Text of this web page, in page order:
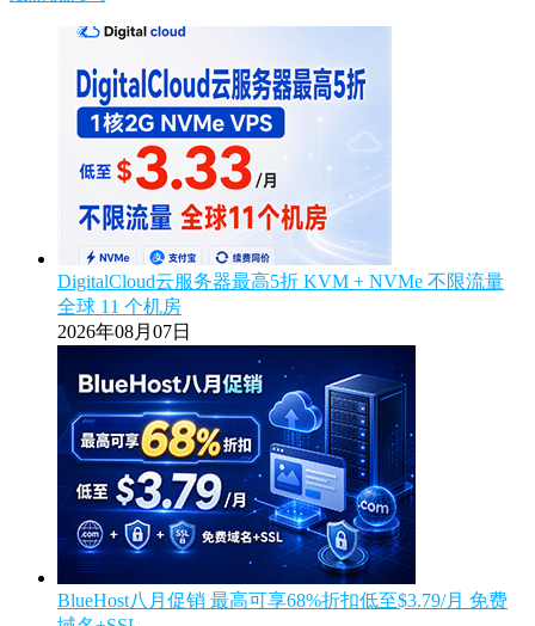
DigitalCloud云服务器最高5折 KVM + NVMe 不限流量
全球 11 个机房
2026年08月07日
BlueHost八月促销 最高可享68%折扣低至$3.79/月 免费